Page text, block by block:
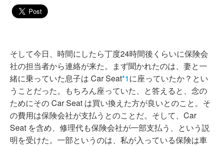
そして今日、時間にしたら丁度24時間後くらいに保険会
社の担当者から連絡が来た。まず聞かれたのは、妻と一
緒に乗っていた息子は Car Seat*1に座っていたか？とい
うことだった。もちろん座っていた、と答えると、念の
ためにその Car Seat は買い換えた方が良いとのこと。そ
の費用は保険会社が支払うとのことだ。そして、Car
Seat を含め、修理代も保険会社が一部支払う、という説
明を受けた。一部というのは、私が入っている保険は車